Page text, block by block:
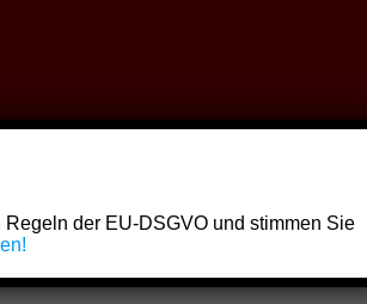
der EU-DSGVO und stimmen Sie